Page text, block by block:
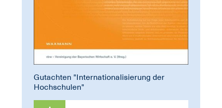
Gutachten "Internationalisierung der
Hochschulen"